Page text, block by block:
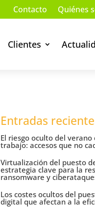
Contacto Quiénes
Clientes
Entradas
El riesgo oculto del
trabajo: accesos que no
Virtualización del puesto
estrategia clave para la
ransomware y
Los costes ocultos del
digital que afectan a la